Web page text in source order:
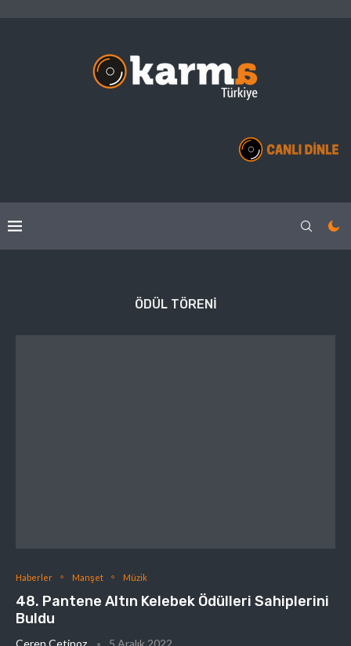
ÖDÜL TÖRENI
Haberler Manşet Müzik
48. Pantene Altın Kelebek Ödülleri Sahiplerini
Buldu
Ceren Çetinoz 5 Aralık 2022